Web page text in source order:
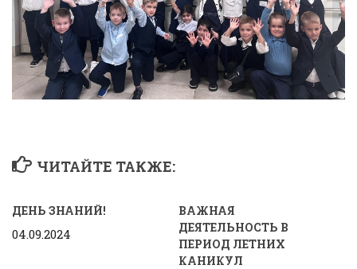
ЧИТАЙТЕ ТАКЖЕ:
ДЕНЬ ЗНАНИЙ!
04.09.2024
ВАЖНАЯ
ДЕЯТЕЛЬНОСТЬ В
ПЕРИОД ЛЕТНИХ
КАНИКУЛ